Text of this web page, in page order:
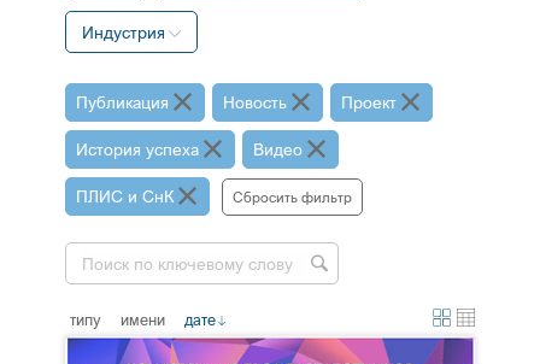
Индустрия
Публикация Новость Проект
История успеха Видео
ПЛИС и СнК Сбросить фильтр
типу имени дате